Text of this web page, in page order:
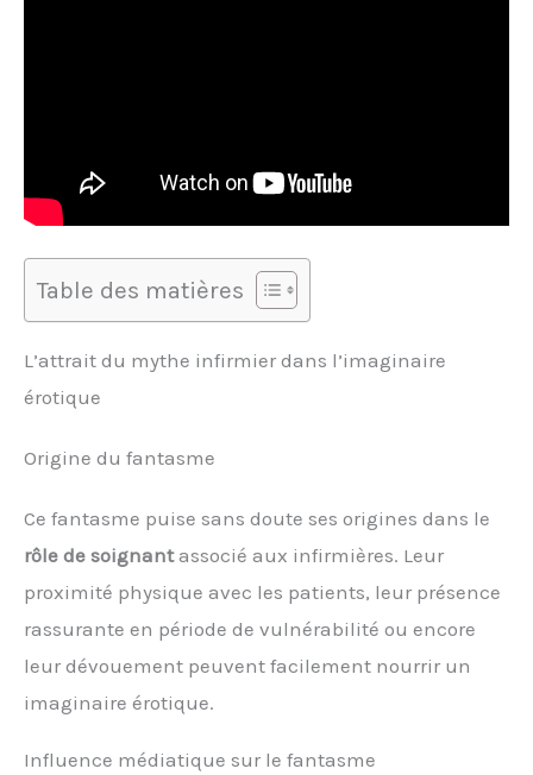
Table des matières
L’attrait du mythe infirmier dans l’imaginaire
érotique
Origine du fantasme
Ce fantasme puise sans doute ses origines dans le
rôle de soignantassocié aux infirmières. Leur
proximité physique avec les patients, leur présence
rassurante en période de vulnérabilité ou encore
leur dévouement peuvent facilement nourrir un
imaginaire érotique.
Influence médiatique sur le fantasme